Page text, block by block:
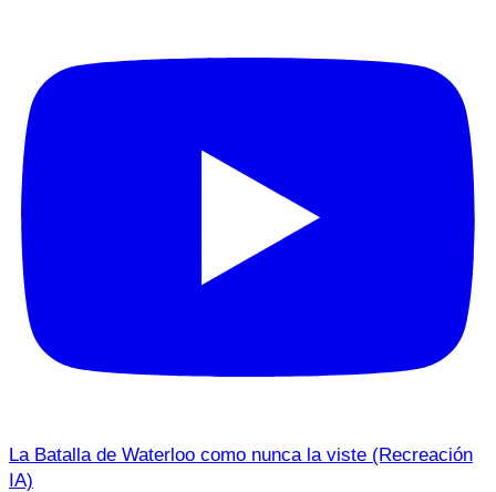
La Batalla de Waterloo como nunca la viste (Recreación
IA)